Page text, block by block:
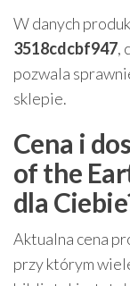
W danych
3518cdcbf947,
pozwala
sklepie.
Cena i
of the
dla
Aktualna cena
przy którym